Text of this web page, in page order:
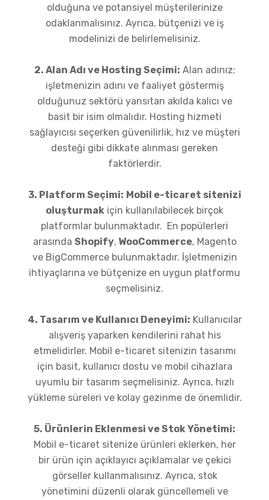
olduğuna ve potansiyel müşterilerinize
odaklanmalısınız. Ayrıca, bütçenizi ve iş
modelinizi de belirlemelisiniz.
2. Alan Adı ve Hosting Seçimi: Alan adınız;
işletmenizin adını ve faaliyet göstermiş
olduğunuz sektörü yansıtan akılda kalıcı ve
basit bir isim olmalıdır. Hosting hizmeti
sağlayıcısı seçerken güvenilirlik, hız ve müşteri
desteği gibi dikkate alınması gereken
faktörlerdir.
3. Platform Seçimi: Mobil e-ticaret sitenizi
oluşturmak için kullanılabilecek birçok
platformlar bulunmaktadır. En popülerleri
arasında Shopify, WooCommerce, Magento
ve BigCommerce bulunmaktadır. İşletmenizin
ihtiyaçlarına ve bütçenize en uygun platformu
seçmelisiniz.
4. Tasarım ve Kullanıcı Deneyimi: Kullanıcılar
alışveriş yaparken kendilerini rahat his
etmelidirler. Mobil e-ticaret sitenizin tasarımı
için basit, kullanıcı dostu ve mobil cihazlara
uyumlu bir tasarım seçmelisiniz. Ayrıca, hızlı
yükleme süreleri ve kolay gezinme de önemlidir.
5. Ürünlerin Eklenmesi ve Stok Yönetimi:
Mobil e-ticaret sitenize ürünleri eklerken, her
bir ürün için açıklayıcı açıklamalar ve çekici
görseller kullanmalısınız. Ayrıca, stok
yönetimini düzenli olarak güncellemeli ve